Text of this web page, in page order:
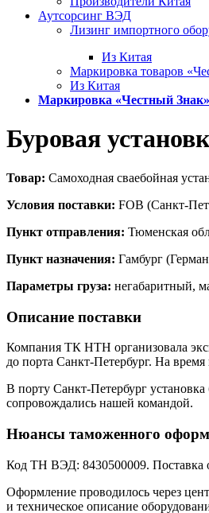
Аутсорсинг ВЭД
Лизинг импортного
Из Китая
Маркировка товаров
Из Китая
Маркировка «Честный Знак»
Буровая
Товар: Самоходная сваебойная
Условия поставки: FOB (Санкт-
Пункт отправления: Тюменская
Пункт назначения: Гамбург
Параметры груза: негабаритный,
Описание поставки
Компания ТК НТН организовала
до порта Санкт-Петербург. На
В порту Санкт-Петербург
сопровождались нашей командой.
Нюансы таможенного
Код ТН ВЭД: 8430500009. Поставка
Оформление проводилось через
и техническое описание